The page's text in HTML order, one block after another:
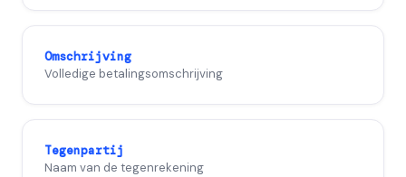
Omschrijving
Volledige betalingsomschrijving
Tegenpartij
Naam van de tegenrekening